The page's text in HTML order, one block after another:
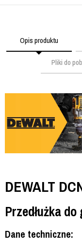
Opis produktu
Pliki do
DEWALT
Przedłużka
Dane techniczne: